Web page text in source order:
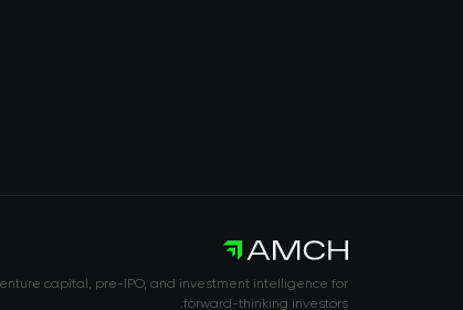
capital, pre-IPO, and investment intelligence for
forward-thinking investors.